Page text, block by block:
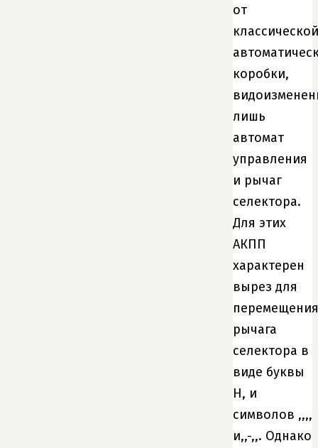
от
классической
коробки,
лишь
автомат
управления
и рычаг
селектора.
Для этих
АКПП
характерен
вырез для
перемещения
рычага
селектора в
виде буквы
Н, и
символов ,,,,
и,,-,,. Однако